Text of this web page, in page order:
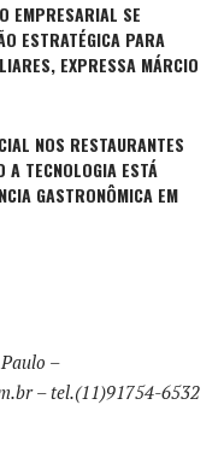
EMPRESARIAL SE
ESTRATÉGICA PARA
EXPRESSA MÁRCIO
NOS RESTAURANTES
A TECNOLOGIA ESTÁ
GASTRONÔMICA EM
–
– tel.(11)91754-6532